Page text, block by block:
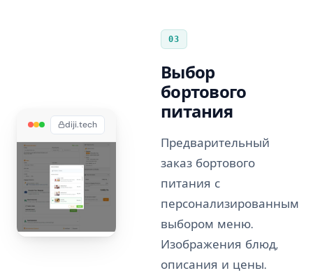
diji.tech
03
Выбор
бортового
питания
Предварительный
заказ бортового
питания с
персонализированным
выбором меню.
Изображения блюд,
описания и цены.